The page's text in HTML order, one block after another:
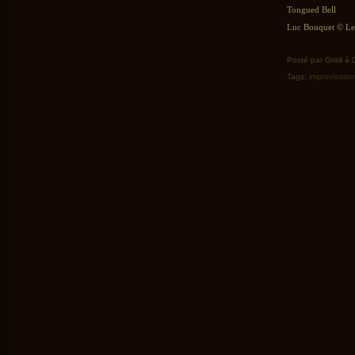
Tongued Bell
Luc Bouquet ©
Posté par Grisli à
Tags: improvisation